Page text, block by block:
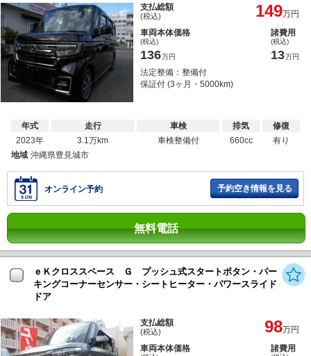
支払総額
(税込) 149万円
車両本体価格
(税込)
136万円
諸費用
(税込)
13万円
法定整備：整備付
保証付 (3ヶ月・5000km)
年式
2023年
走行
3.1万km
車検
車検整備付
排気
660cc
修復
有り
地域 沖縄県豊見城市
オンライン予約 予約空き情報を見る
無料電話
ｅＫクロススペース Ｇ プッシュ式スタートボタン・パー
キングコーナーセンサー・シートヒーター・パワースライド
ドア
支払総額
(税込) 98万円
車両本体価格
諸費用